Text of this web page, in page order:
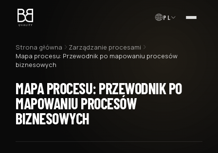
PL MENU
Strona główna
Zarządzanie procesami
Mapa procesu: Przewodnik po mapowaniu procesów
biznesowych
MAPA PROCESU: PRZEWODNIK PO
MAPOWANIU PROCESÓW
BIZNESOWYCH